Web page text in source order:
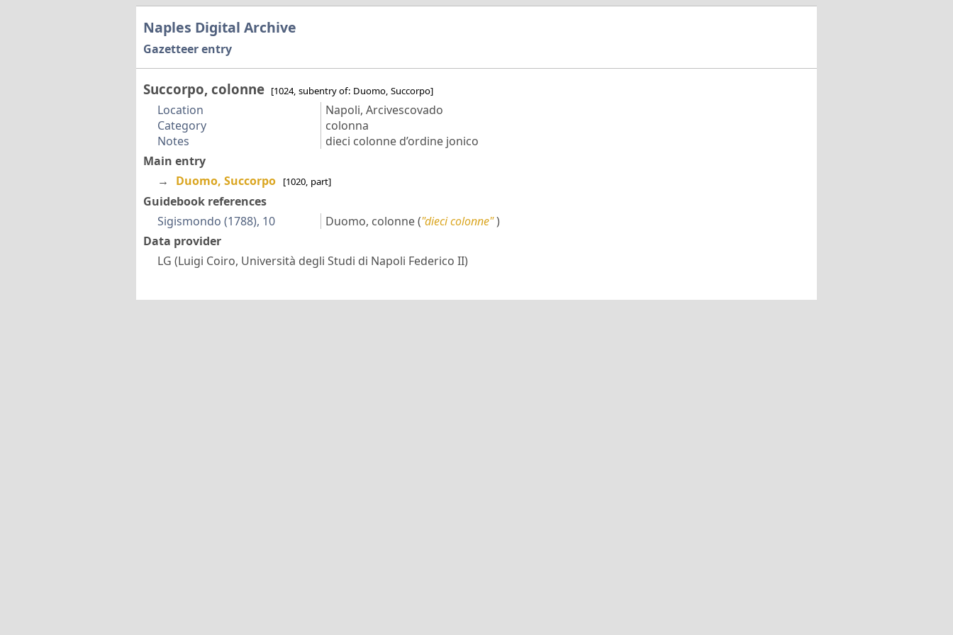
Naples Digital Archive
Gazetteer entry
Succorpo, colonne [1024, subentry of: Duomo, Succorpo]
Location
Napoli, Arcivescovado
Category
colonna
Notes
dieci colonne d’ordine jonico
Main entry
→
Duomo, Succorpo [1020, part]
Guidebook references
Sigismondo (1788), 10
Duomo, colonne("dieci colonne")
Data provider
LG (Luigi Coiro, Università degli Studi di Napoli Federico II)